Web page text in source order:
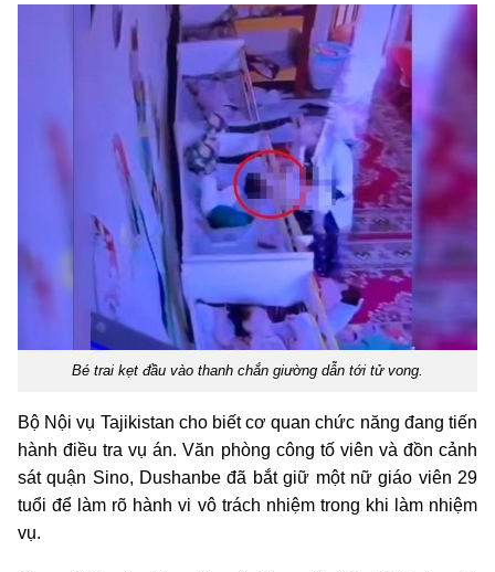
Bé trai kẹt đầu vào thanh chắn giường dẫn tới tử vong.
Bộ Nội vụ Tajikistan cho biết cơ quan chức năng đang tiến
hành điều tra vụ án. Văn phòng công tố viên và đồn cảnh
sát quận Sino, Dushanbe đã bắt giữ một nữ giáo viên 29
tuổi để làm rõ hành vi vô trách nhiệm trong khi làm nhiệm
vụ.